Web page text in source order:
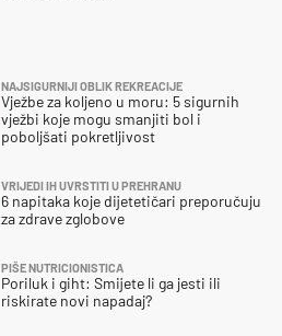
NAJSIGURNIJI OBLIK REKREACIJE
Vježbe za koljeno u moru: 5 sigurnih
vježbi koje mogu smanjiti bol i
poboljšati pokretljivost
VRIJEDI IH UVRSTITI U PREHRANU
6 napitaka koje dijetetičari preporučuju
za zdrave zglobove
PIŠE NUTRICIONISTICA
Poriluk i giht: Smijete li ga jesti ili
riskirate novi napadaj?